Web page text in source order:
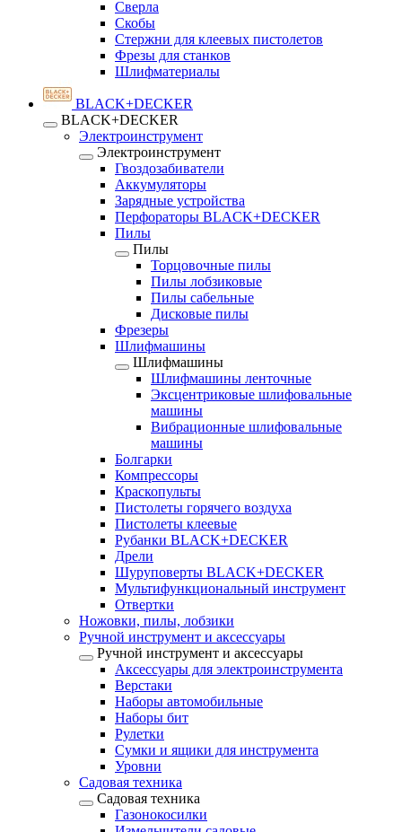
Сверла
Скобы
Стержни для клеевых пистолетов
Фрезы для станков
Шлифматериалы
BLACK+DECKER
BLACK+DECKER
Электроинструмент
Электроинструмент
Гвоздозабиватели
Аккумуляторы
Зарядные устройства
Перфораторы BLACK+DECKER
Пилы
Пилы
Торцовочные пилы
Пилы лобзиковые
Пилы сабельные
Дисковые пилы
Фрезеры
Шлифмашины
Шлифмашины
Шлифмашины ленточные
Эксцентриковые шлифовальные
машины
Вибрационные шлифовальные
машины
Болгарки
Компрессоры
Краскопульты
Пистолеты горячего воздуха
Пистолеты клеевые
Рубанки BLACK+DECKER
Дрели
Шуруповерты BLACK+DECKER
Мультифункциональный инструмент
Отвертки
Ножовки, пилы, лобзики
Ручной инструмент и аксессуары
Ручной инструмент и аксессуары
Аксессуары для электроинструмента
Верстаки
Наборы автомобильные
Наборы бит
Рулетки
Сумки и ящики для инструмента
Уровни
Садовая техника
Садовая техника
Газонокосилки